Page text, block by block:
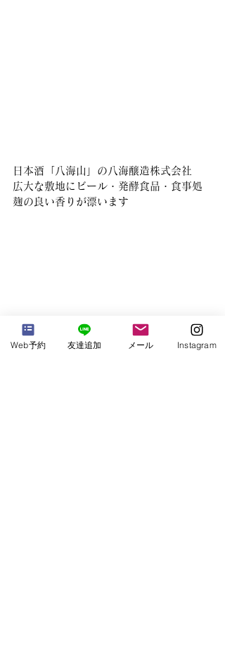
日本酒「八海山」の八海醸造株式会社
広大な敷地にビール・発酵食品・食事処
麹の良い香りが漂います
Web予約 友達追加 メール Instagram